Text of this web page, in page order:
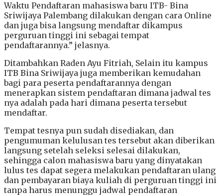
Waktu Pendaftaran mahasiswa baru ITB- Bina
Sriwijaya Palembang dilakukan dengan cara Online
dan juga bisa langsung mendaftar dikampus
perguruan tinggi ini sebagai tempat
pendaftarannya.” jelasnya.
Ditambahkan Raden Ayu Fitriah, Selain itu kampus
ITB Bina Sriwijaya juga memberikan kemudahan
bagi para peserta pendaftarannya dengan
menerapkan sistem pendaftaran dimana jadwal tes
nya adalah pada hari dimana peserta tersebut
mendaftar.
Tempat tesnya pun sudah disediakan, dan
pengumuman kelulusan tes tersebut akan diberikan
langsung setelah seleksi selesai dilakukan,
sehingga calon mahasiswa baru yang dinyatakan
lulus tes dapat segera melakukan pendaftaran ulang
dan pembayaran biaya kuliah di perguruan tinggi ini
tanpa harus menunggu jadwal pendaftaran